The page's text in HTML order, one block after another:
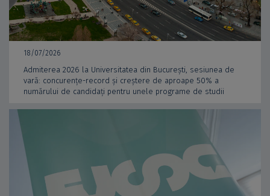
18/07/2026
Admiterea 2026 la Universitatea din București, sesiunea de
vară: concurențe-record și creștere de aproape 50% a
numărului de candidați pentru unele programe de studii